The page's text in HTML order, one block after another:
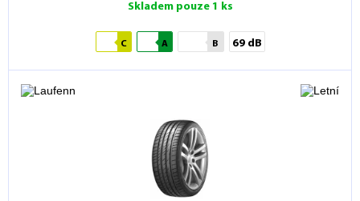
Skladem pouze 1 ks
C A B 69 dB